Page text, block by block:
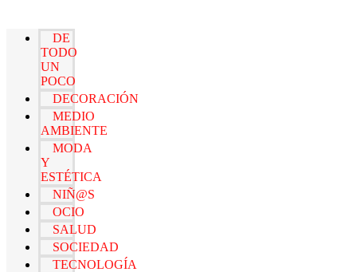
DE
TODO
UN
POCO
DECORACIÓN
MEDIO
AMBIENTE
MODA
Y
ESTÉTICA
NIÑ@S
OCIO
SALUD
SOCIEDAD
TECNOLOGÍA